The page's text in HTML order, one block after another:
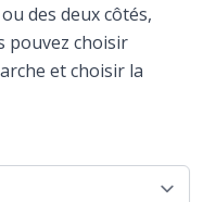
des deux côtés,
pouvez choisir
et choisir la